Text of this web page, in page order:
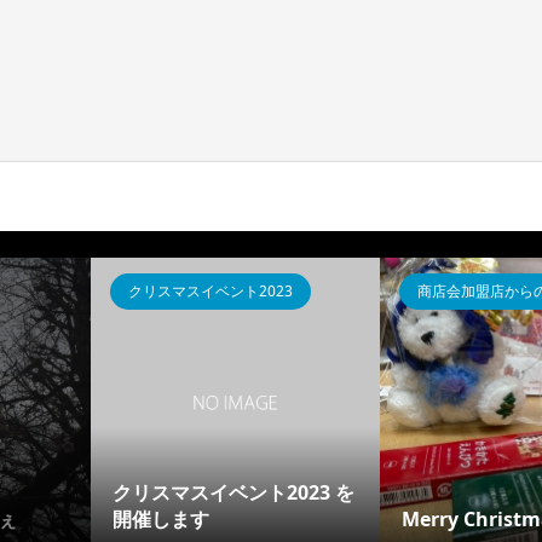
クリスマスイベント2023
クリスマスイベント2023 を
開催します
商店会加盟店から
Merry